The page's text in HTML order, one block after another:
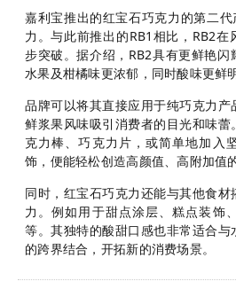
嘉利宝推出的红宝石巧克力的第二
力。与此前推出的RB1相比，RB2
步突破。据介绍，RB2具有更鲜艳
水果及柑橘味更浓郁，同时酸味更鲜
品牌可以将其直接应用于纯巧克力
鲜浆果风味吸引消费者的目光和味
克力棒、巧克力片，或简单地加入
饰，便能轻松创造高颜值、高附加值
同时，红宝石巧克力还能与其他食
力。例如用于甜点涂层、糕点装饰
等。其独特的酸甜口感也非常适合
的跨界结合，开拓新的消费场景。